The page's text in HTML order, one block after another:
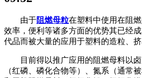
由于阻燃母粒在塑料中使用在阻
效率，便利等诸多方面的优势其已经
代品而被大量的应用于塑料的造粒、挤
目前得以推广应用的阻燃母料以卤
（红磷、磷化合物等）、氮系（通常